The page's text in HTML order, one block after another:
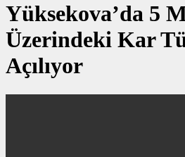
Yüksekova’da 5
Üzerindeki Kar
Açılıyor